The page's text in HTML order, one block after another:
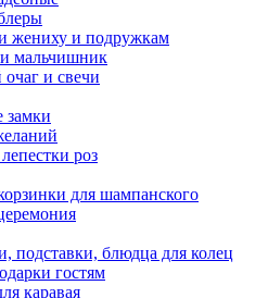
жениху и подружкам
мальчишник
и свечи
замки
роз
для шампанского
подставки, блюдца для колец
гостям
каравая